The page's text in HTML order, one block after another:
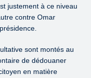
justement à ce niveau
contre Omar
sont montés au
de dédouaner
en matière